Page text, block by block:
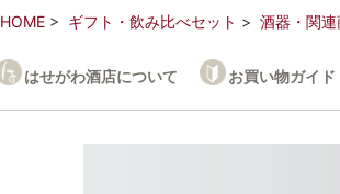
HOME ギフト・飲み比べセット 酒器・関連
はせがわ酒店について お買い物ガイド